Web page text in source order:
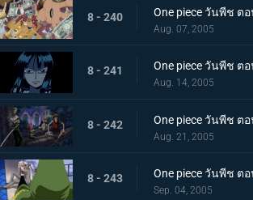
8 - 240
Aug. 07, 2005
8 - 241
Aug. 14, 2005
8 - 242
Aug. 21, 2005
8 - 243
Sep. 04, 2005